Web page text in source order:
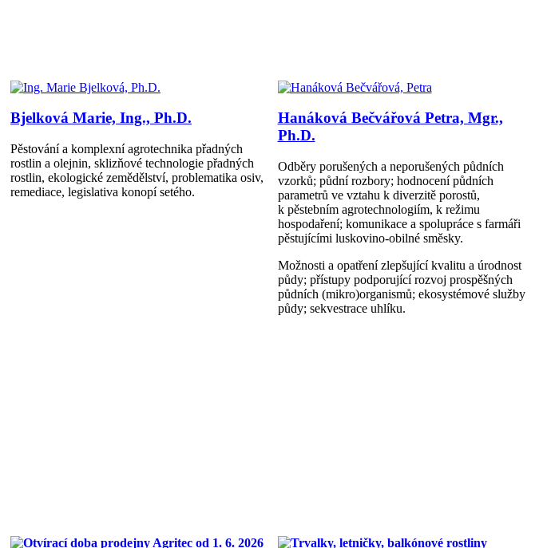
Bjelková Marie, Ing., Ph.D.
Pěstování a komplexní agrotechnika přadných
rostlin a olejnin, sklizňové technologie přadných
rostlin, ekologické zemědělství, problematika osiv,
remediace, legislativa konopí setého.
Hanáková Bečvářová Petra, Mgr.,
Ph.D.
Odběry porušených a neporušených půdních
vzorků; půdní rozbory; hodnocení půdních
parametrů ve vztahu k diverzitě porostů,
k pěstebním agrotechnologiím, k režimu
hospodaření; komunikace a spolupráce s farmáři
pěstujícími luskovino-obilné směsky.
Možnosti a opatření zlepšující kvalitu a úrodnost
půdy; přístupy podporující rozvoj prospěšných
půdních (mikro)organismů; ekosystémové služby
půdy; sekvestrace uhlíku.